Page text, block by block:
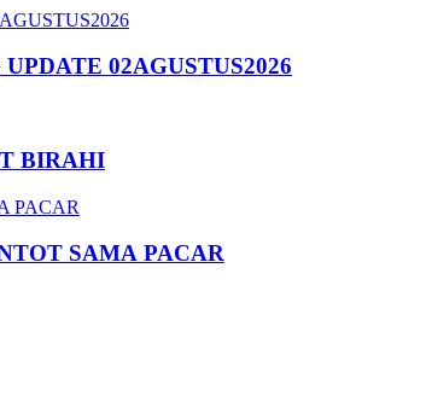
02AGUSTUS2026
BIRAHI
SAMA PACAR